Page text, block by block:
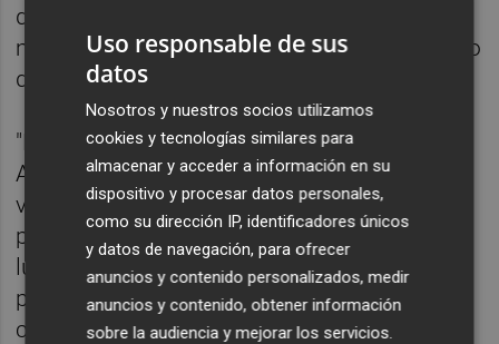
de las mismas en las que se atraviesan
momentos complicados, pero estaba seguro
de que conseguirían rehacerse.
"No queda otra que mirar hacia adelante.
Ahora todo el mundo cree que el Barça nos
va a meter ocho, pero nos hemos ganado a
pulso estar en Primera División y vamos
luchar para conseguir el objetivo de la
permanencia", decía el onubense para, a
continuación, referirse a la reacción del
Uso responsable de sus
datos
Nosotros y nuestros socios utilizamos
cookies y tecnologías similares para
almacenar y acceder a información en su
dispositivo y procesar datos personales,
como su dirección IP, identificadores únicos
y datos de navegación, para ofrecer
anuncios y contenido personalizados, medir
anuncios y contenido, obtener información
sobre la audiencia y mejorar los servicios.